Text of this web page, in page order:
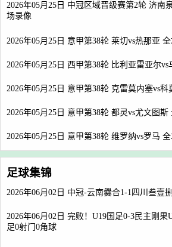
2026年05月25日 中冠区域晋级赛第2轮 济南
场录像
2026年05月25日 意甲第38轮 莱切vs热那亚
2026年05月25日 西甲第38轮 比利亚雷亚尔
2026年05月25日 意甲第38轮 克雷莫内塞vs科
2026年05月25日 意甲第38轮 都灵vs尤文图斯
2026年05月25日 意甲第38轮 维罗纳vs罗马
足球集锦
2026年06月02日 中冠-云南爨合1-1四川叁壹
2026年06月02日 完败！U19国足0-3民主刚果
足0射门0角球